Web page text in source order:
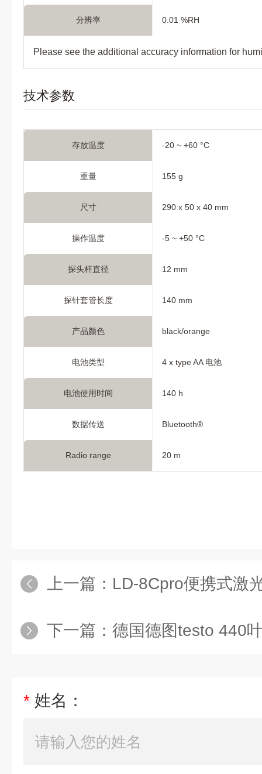
分辨率 0.01 %RH
Please see the additional accuracy information for
技术参数
存放温度 -20 ~ +60 °C
重量 155 g
尺寸 290 x 50 x 40 mm
操作温度 -5 ~ +50 °C
探头杆直径 12 mm
探针套管长度 140 mm
产品颜色 black/orange
电池类型 4 x type AA 电池
电池使用时间 140 h
数据传送 Bluetooth®
Radio range 20 m
上一篇： LD-8Cpro便携式激光
下一篇： 德国德图testo 440叶
* 姓名：